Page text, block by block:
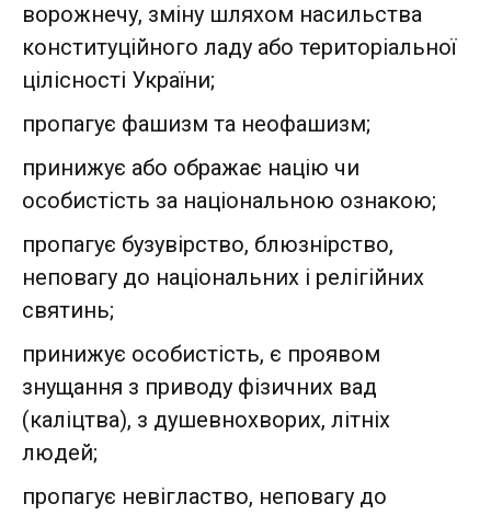
ворожнечу, зміну шляхом насильства
конституційного ладу або територіальної
цілісності України;
пропагує фашизм та неофашизм;
принижує або ображає націю чи
особистість за національною ознакою;
пропагує бузувірство, блюзнірство,
неповагу до національних і релігійних
святинь;
принижує особистість, є проявом
знущання з приводу фізичних вад
(каліцтва), з душевнохворих, літніх
людей;
пропагує невігластво, неповагу до